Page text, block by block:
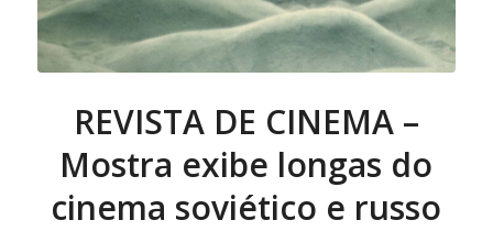
REVISTA DE CINEMA –
Mostra exibe longas do
cinema soviético e russo